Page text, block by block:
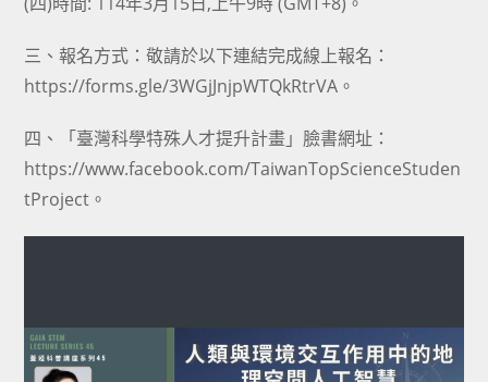
三、報名方式：敬請於以下連結完成線上報名：
https://forms.gle/3WGjJnjpWTQkRtrVA。
四、「臺灣科學特殊人才提升計畫」臉書網址：
https://www.facebook.com/TaiwanTopScienceStuden
tProject。